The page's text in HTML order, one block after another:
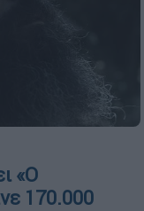
«Ο
170.000